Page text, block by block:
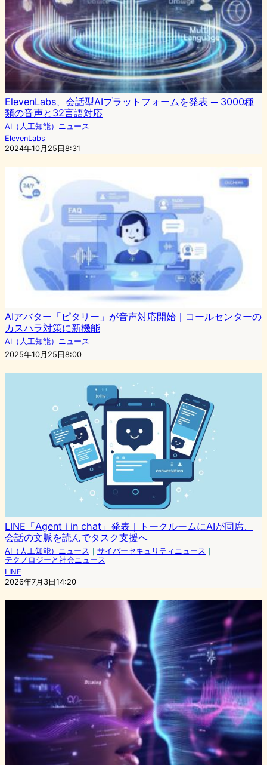
ElevenLabs、会話型AIプラットフォームを発表 ─ 3000種
類の音声と32言語対応
AI（人工知能）ニュース
ElevenLabs
2024年10月25日8:31
AIアバター「ピタリー」が音声対応開始｜コールセンターの
カスハラ対策に新機能
AI（人工知能）ニュース
2025年10月25日8:00
LINE「Agent i in chat」発表｜トークルームにAIが同席、
会話の文脈を読んでタスク支援へ
AI（人工知能）ニュース ｜ サイバーセキュリティニュース ｜
テクノロジーと社会ニュース
LINE
2026年7月3日14:20